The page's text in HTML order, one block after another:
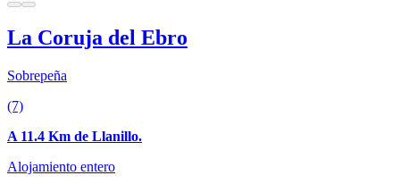
La Coruja del Ebro
Sobrepeña
(7)
A 11.4 Km de Llanillo.
Alojamiento entero